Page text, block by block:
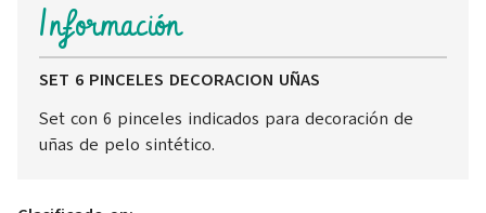
Información
SET 6 PINCELES DECORACION UÑAS
Set con 6 pinceles indicados para decoración de
uñas de pelo sintético.